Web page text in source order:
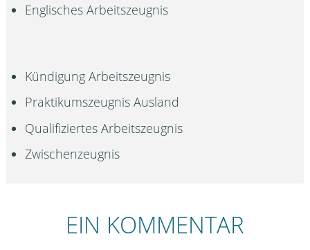
Englisches Arbeitszeugnis
Kündigung Arbeitszeugnis
Praktikumszeugnis Ausland
Qualifiziertes Arbeitszeugnis
Zwischenzeugnis
EIN KOMMENTAR